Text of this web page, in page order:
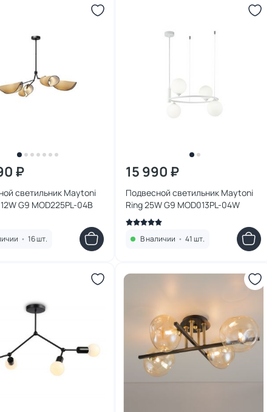
₽
светильник Maytoni
G9 MOD225PL-04B
• 16 шт.
15 990 ₽
Подвесной светильник Maytoni
Ring 25W G9 MOD013PL-04W
В наличии • 41 шт.